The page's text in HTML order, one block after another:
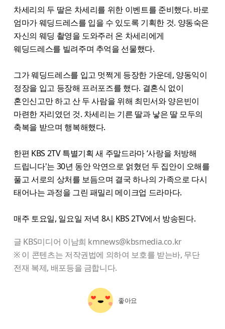
차세리의 두 딸은 차세리를 위한 이벤트를 준비했다. 바로
엄마가 웨딩드레스를 입을 수 있도록 기획한 것. 양동숙은
자신의 웨딩 촬영을 도와주러 온 차세리에게
웨딩드레스를 빌려주며 추억을 선물했다.
그가 웨딩드레스를 입고 멋쩍게 등장한 가운데, 양동익이
정장을 입고 등장해 프러포즈를 했다. 결혼식 없이
혼인신고만 하고 산 두 사람을 위해 최민서와 양은빈이
마련한 자리였던 것. 차세리는 기른 딸과 낳은 딸 모두의
축복을 받으며 행복해했다.
한편 KBS 2TV 특별기획 새 주말드라마 ‘사랑을 처방해
드립니다'는 30년 동안 악연으로 얽혔던 두 집안이 오해를
풀고 서로의 상처를 보듬으며 결국 하나의 가족으로 다시
태어나는 과정을 그린 패밀리 메이크업 드라마다.
매주 토요일, 일요일 저녁 8시 KBS 2TV에서 방송된다.
글 KBS미디어 이남희 kmnews@kbsmedia.co.kr
※ 이 콘텐츠는 저작권법에 의하여 보호를 받는바, 무단
전재 복제, 배포등을 금합니다.
좋아요